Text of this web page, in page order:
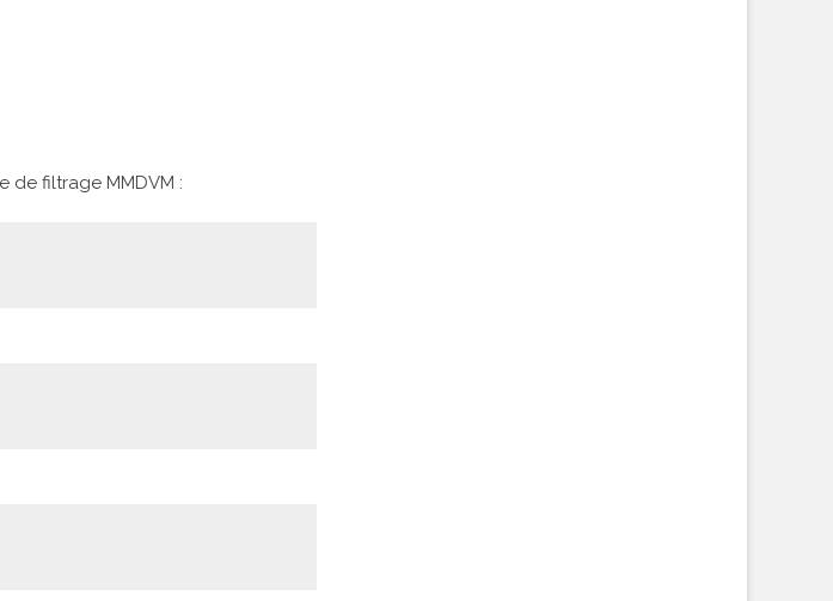
de filtrage MMDVM :